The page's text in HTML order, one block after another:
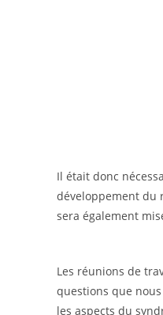
Il était donc
développement du
sera également
Les réunions de
questions que
les aspects du